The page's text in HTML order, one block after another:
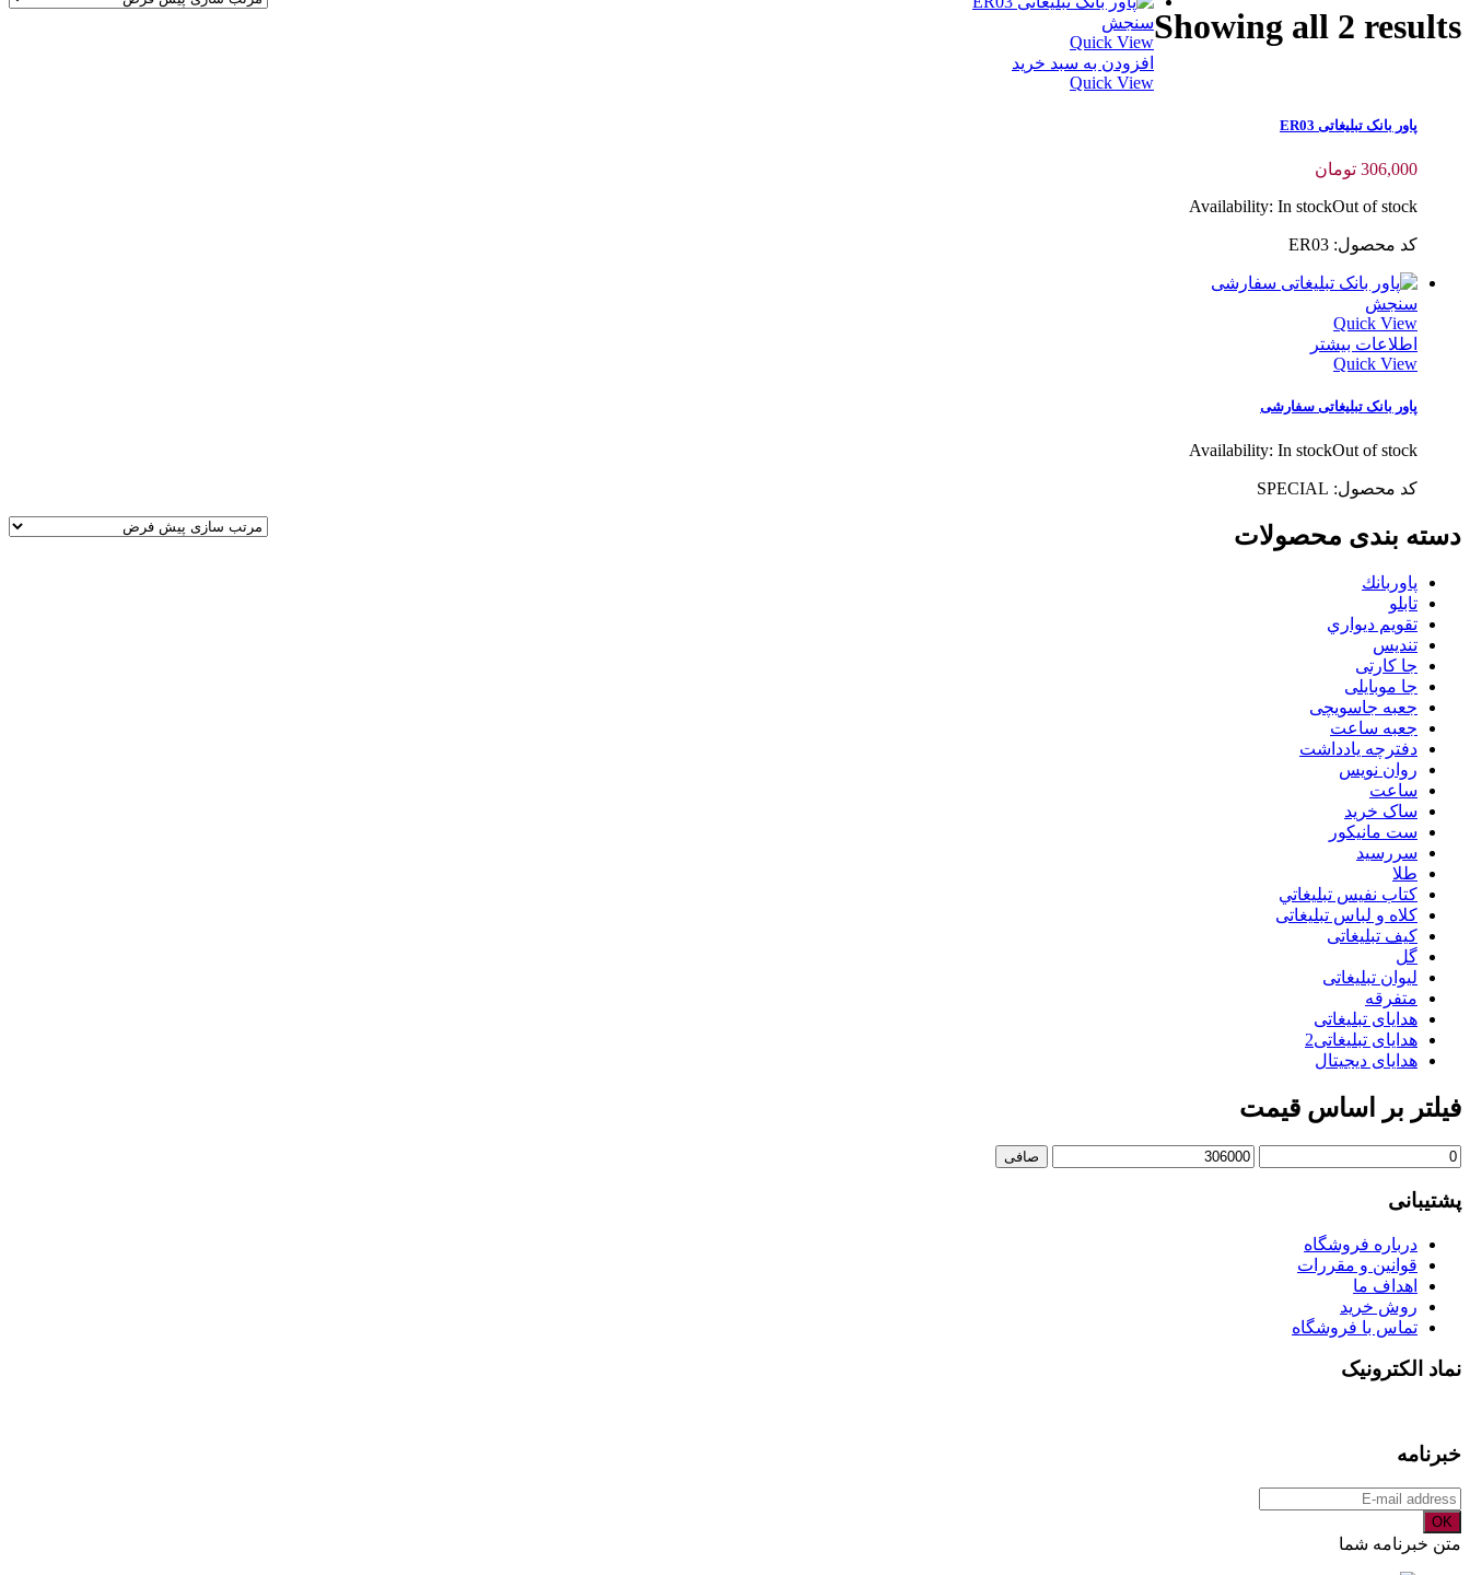
Showing all 2 resultsسنجش
Quick View
افزودن به سبد خرید
Quick View
پاور بانک تبلیغاتی ER03
306,000 تومان
Availability: In stockOut of stock
کد محصول: ER03
سنجش
Quick View
اطلاعات بیشتر
Quick View
پاور بانک تبلیغاتی سفارشی
Availability: In stockOut of stock
کد محصول: SPECIAL
دسته بندی محصولات
پاوربانك
تابلو
تقويم ديواري
تنديس
جا کارتی
جا موبایلی
جعبه جاسویچی
جعبه ساعت
دفترچه یادداشت
روان نويس
ساعت
ساک خرید
ست مانيكور
سررسید
طلا
كتاب نفيس تبليغاتي
کلاه و لباس تبلیغاتی
کیف تبلیغاتی
گل
لیوان تبلیغاتی
متفرقه
هدایای تبلیغاتی
هدایای تبلیغاتی2
هدایای دیجیتال
فیلتر بر اساس قیمت
حداقل
حداكثر
صافی
پشتیبانی
درباره فروشگاه
قوانین و مقررات
اهداف ما
روش خرید
تماس با فروشگاه
نماد الکترونیک
خبرنامه
OK
متن خبرنامه شما